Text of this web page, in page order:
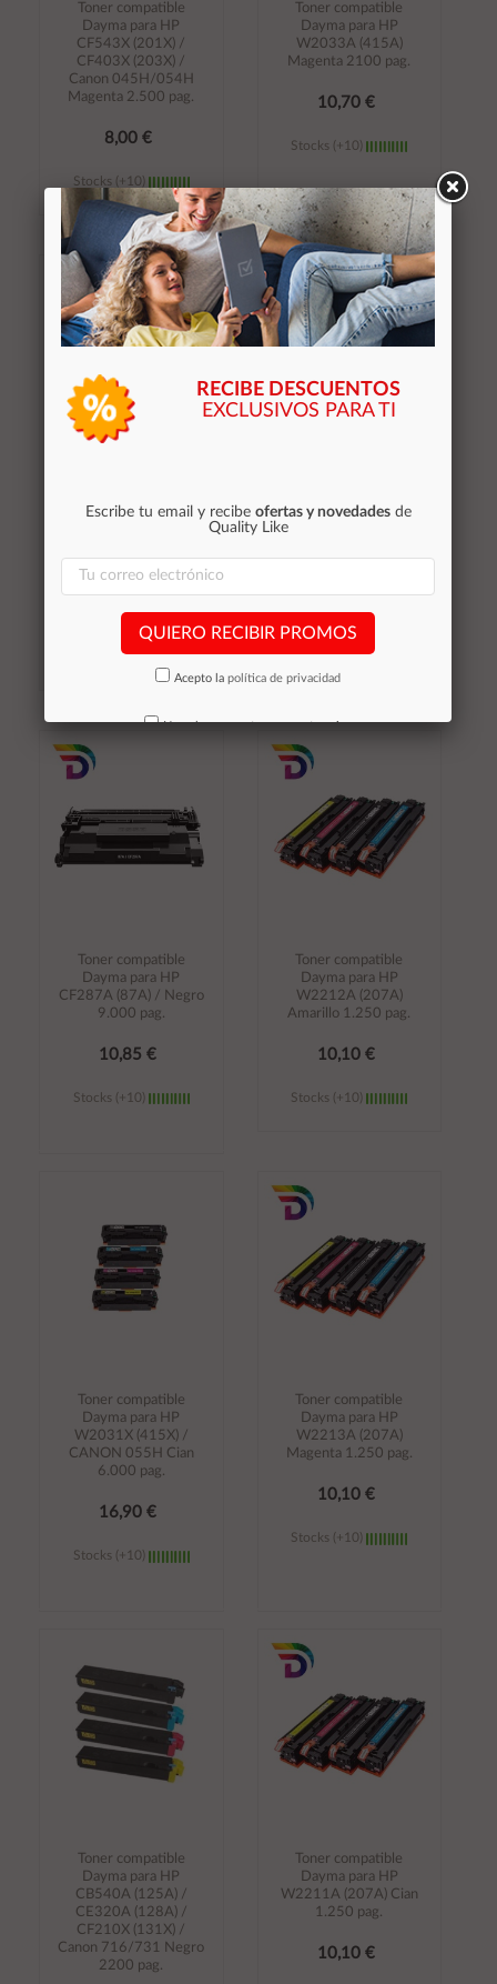
Toner compatible
Dayma para HP
CF543X (201X) /
CF403X (203X) /
Canon 045H/054H
Magenta 2.500 pag.
8,00 €
Stocks (+10)
Añadir al
carrito
Toner compatible
Dayma para HP
W2033A (415A)
Magenta 2100 pag.
10,70 €
Stocks (+10)
Añadir al
carrito
Dayma para HP
CF542X (201X) /
Canon 045H/054H
Amarillo 2.500 pag.
8,00 €
Stocks (+10)
Dayma para HP
W2032A (415A)
Toner compatible
Dayma para HP
CF287A (87A) / Negro
9.000 pag.
10,85 €
Stocks (+10)
Toner compatible
Dayma para HP
W2212A (207A)
Amarillo 1.250 pag.
10,10 €
Stocks (+10)
Toner compatible
Dayma para HP
W2031X (415X) /
CANON 055H Cian
6.000 pag.
16,90 €
Stocks (+10)
carrito
Toner compatible
Dayma para HP
W2213A (207A)
Magenta 1.250 pag.
10,10 €
Stocks (+10)
Toner compatible
Dayma para HP
CB540A (125A) /
CE320A (128A) /
CF210X (131X) /
Canon 716/731 Negro
2200 pag.
Toner compatible
Dayma para HP
W2211A (207A) Cian
1.250 pag.
10,10 €
RECIBE DESCUENTOS
EXCLUSIVOS PARA TI
Escribe tu email y recibe ofertas y novedadesde
Quality Like
QUIERO RECIBIR PROMOS
Acepto la política de privacidad
No volver a mostrar mas este aviso